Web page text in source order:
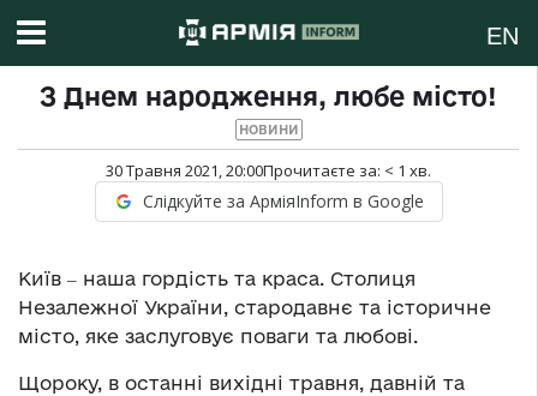
EN
З Днем народження, любе місто!
НОВИНИ
30 Травня 2021, 20:00Прочитаєте за: < 1 хв.
Слідкуйте за АрміяInform в Google
Київ ‒ наша гордість та краса. Столиця
Незалежної України, стародавнє та історичне
місто, яке заслуговує поваги та любові.
Щороку, в останні вихідні травня, давній та